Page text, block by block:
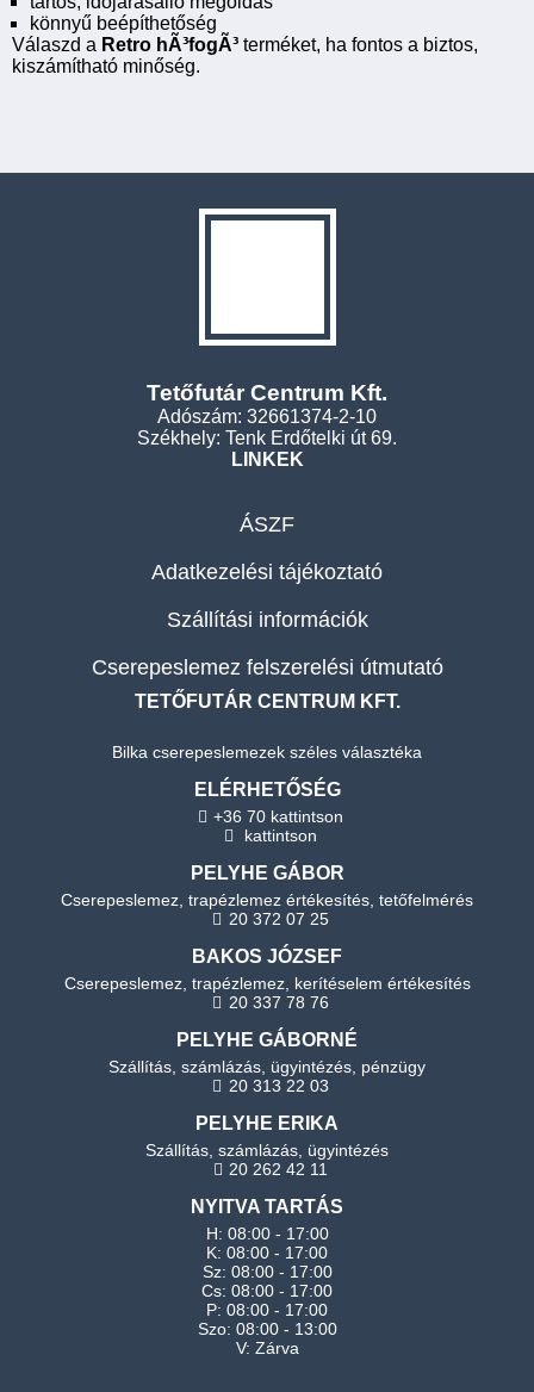
könnyű beépíthetőség
Válaszd a Retro hÃ³fogÃ³ terméket, ha fontos a biztos,
kiszámítható minőség.
Tetőfutár Centrum Kft.
Adószám: 32661374-2-10
Székhely: Tenk Erdőtelki út 69.
LINKEK
ÁSZF
Adatkezelési tájékoztató
Szállítási információk
Cserepeslemez felszerelési útmutató
TETŐFUTÁR CENTRUM KFT.
Bilka cserepeslemezek széles választéka
ELÉRHETŐSÉG
+36 70 kattintson
kattintson
PELYHE GÁBOR
Cserepeslemez, trapézlemez értékesítés, tetőfelmérés
20 372 07 25
BAKOS JÓZSEF
Cserepeslemez, trapézlemez, kerítéselem értékesítés
20 337 78 76
PELYHE GÁBORNÉ
Szállítás, számlázás, ügyintézés, pénzügy
20 313 22 03
PELYHE ERIKA
Szállítás, számlázás, ügyintézés
20 262 42 11
NYITVA TARTÁS
H: 08:00 - 17:00
K: 08:00 - 17:00
Sz: 08:00 - 17:00
Cs: 08:00 - 17:00
P: 08:00 - 17:00
Szo: 08:00 - 13:00
V: Zárva